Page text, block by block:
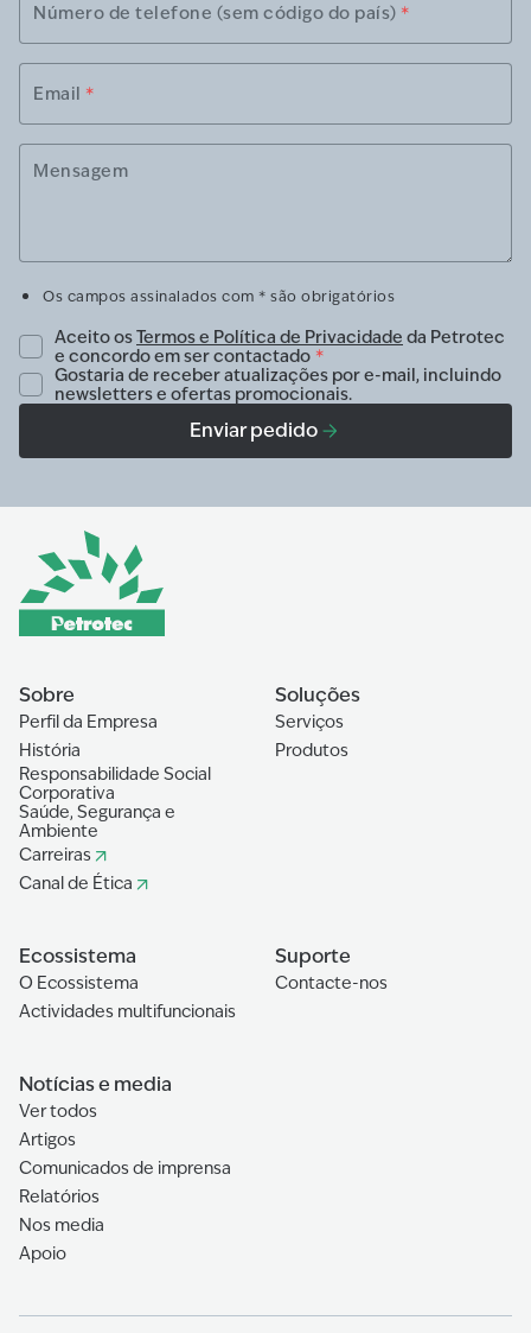
Número de telefone (sem código do país) *
Email *
Mensagem
Os campos assinalados com * são obrigatórios
Aceito osTermos e Política de Privacidade da Petrotec
e concordo em ser contactado *
Gostaria de receber atualizações por e-mail, incluindo
newsletters e ofertas promocionais.
Enviar pedido
Sobre
Perfil da Empresa
História
Responsabilidade Social
Corporativa
Saúde, Segurança e
Ambiente
Carreiras
Canal de Ética
Soluções
Serviços
Produtos
Ecossistema
O Ecossistema
Actividades multifuncionais
Suporte
Contacte-nos
Notícias e media
Ver todos
Artigos
Comunicados de imprensa
Relatórios
Nos media
Apoio